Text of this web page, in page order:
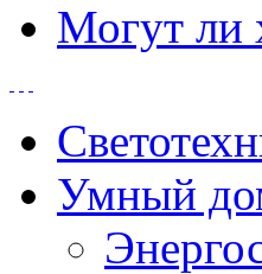
Могут ли
Умный